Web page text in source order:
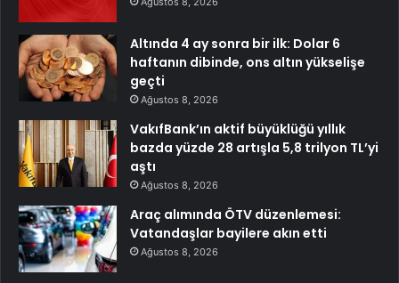
Altında 4 ay sonra bir ilk: Dolar 6
haftanın dibinde, ons altın yükselişe
geçti
Ağustos 8, 2026
VakıfBank’ın aktif büyüklüğü yıllık
bazda yüzde 28 artışla 5,8 trilyon TL’yi
aştı
Ağustos 8, 2026
Araç alımında ÖTV düzenlemesi:
Vatandaşlar bayilere akın etti
Ağustos 8, 2026